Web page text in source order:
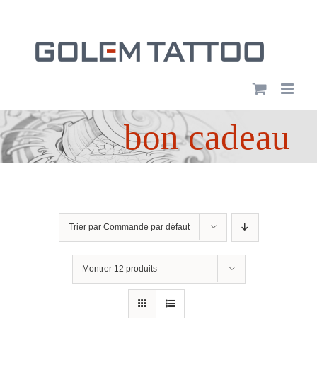
contenu
bon cadeau
Trier par Commande par défaut
Montrer 12 produits